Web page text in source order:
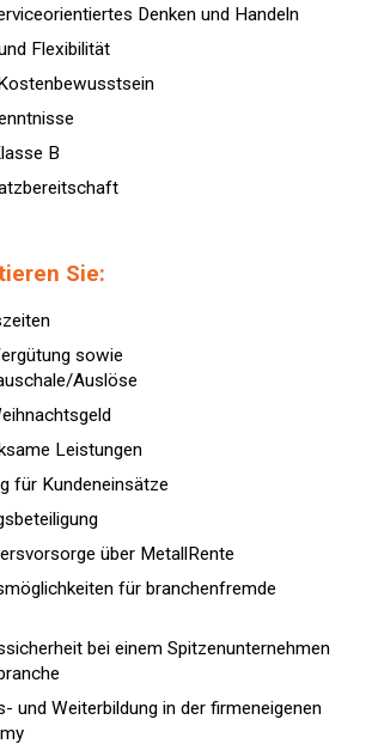
Denken und Handeln
Flexibilität
B
Sie:
sowie
Auslöse
Leistungen
für Kundeneinsätze
über MetallRente
für branchenfremde
bei einem Spitzenunternehmen
und Weiterbildung in der firmeneigenen